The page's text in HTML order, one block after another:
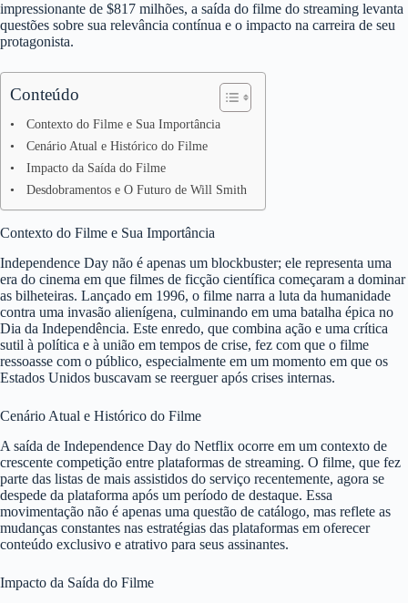
impressionante de $817 milhões, a saída do filme do streaming levanta
questões sobre sua relevância contínua e o impacto na carreira de seu
protagonista.
Conteúdo
Contexto do Filme e Sua Importância
Cenário Atual e Histórico do Filme
Impacto da Saída do Filme
Desdobramentos e O Futuro de Will Smith
Contexto do Filme e Sua Importância
Independence Day não é apenas um blockbuster; ele representa uma
era do cinema em que filmes de ficção científica começaram a dominar
as bilheteiras. Lançado em 1996, o filme narra a luta da humanidade
contra uma invasão alienígena, culminando em uma batalha épica no
Dia da Independência. Este enredo, que combina ação e uma crítica
sutil à política e à união em tempos de crise, fez com que o filme
ressoasse com o público, especialmente em um momento em que os
Estados Unidos buscavam se reerguer após crises internas.
Cenário Atual e Histórico do Filme
A saída de Independence Day do Netflix ocorre em um contexto de
crescente competição entre plataformas de streaming. O filme, que fez
parte das listas de mais assistidos do serviço recentemente, agora se
despede da plataforma após um período de destaque. Essa
movimentação não é apenas uma questão de catálogo, mas reflete as
mudanças constantes nas estratégias das plataformas em oferecer
conteúdo exclusivo e atrativo para seus assinantes.
Impacto da Saída do Filme